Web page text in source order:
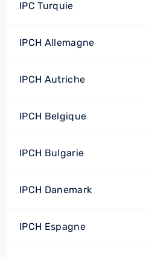
IPC Turquie
IPCH Allemagne
IPCH Autriche
IPCH Belgique
IPCH Bulgarie
IPCH Danemark
IPCH Espagne